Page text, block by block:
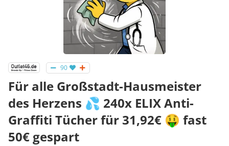
90
Für alle Großstadt-Hausmeister
des Herzens 💦 240x ELIX Anti-
Graffiti Tücher für 31,92€ 🤑 fast
50€ gespart